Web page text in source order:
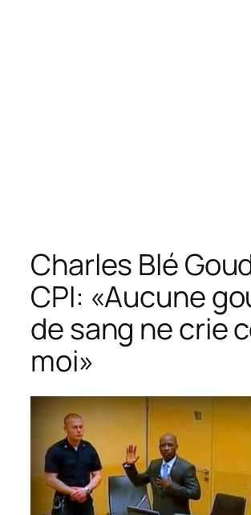
Charles Blé
CPI: «Aucune
de sang ne crie
moi»